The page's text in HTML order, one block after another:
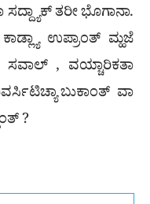
ತರೀ ಭೊಗಾನಾ.
ಉಪ್ರಾಂತ್ ಮ್ಹಜೆ
ಸವಾಲ್ , ವಯ್ಚಾರಿಕತಾ
ಬುಕಾಂತ್ ವಾ
?